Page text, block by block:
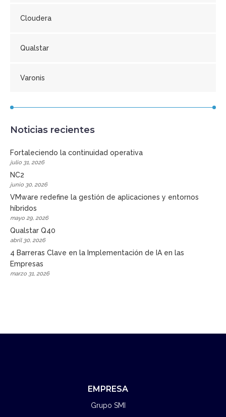
Cloudera
Qualstar
Varonis
Noticias recientes
Fortaleciendo la continuidad operativa
julio 31, 2026
NC2
junio 30, 2026
VMware redefine la gestión de aplicaciones y entornos
híbridos
mayo 29, 2026
Qualstar Q40
abril 30, 2026
4 Barreras Clave en la Implementación de IA en las
Empresas
marzo 31, 2026
EMPRESA
Grupo SMI